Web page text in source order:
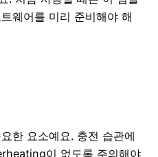
웨어를 미리 준비해야 해
한 요소예요. 충전 습관에
이 없도록 주의해야